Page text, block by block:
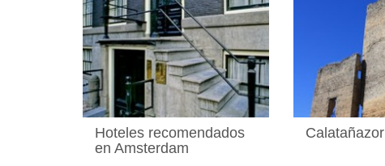
Hoteles recomendados
en Amsterdam
Calatañazor